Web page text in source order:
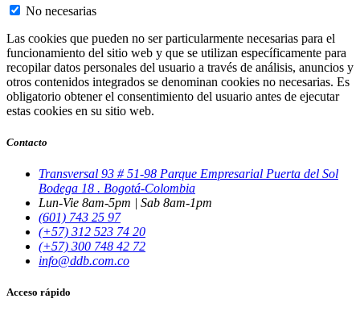
No necesarias
Las cookies que pueden no ser particularmente necesarias para el
funcionamiento del sitio web y que se utilizan específicamente para
recopilar datos personales del usuario a través de análisis, anuncios y
otros contenidos integrados se denominan cookies no necesarias. Es
obligatorio obtener el consentimiento del usuario antes de ejecutar
estas cookies en su sitio web.
Contacto
Transversal 93 # 51-98 Parque Empresarial Puerta del Sol
Bodega 18 . Bogotá-Colombia
Lun-Vie 8am-5pm | Sab 8am-1pm
(601) 743 25 97
(+57) 312 523 74 20
(+57) 300 748 42 72
info@ddb.com.co
Acceso rápido